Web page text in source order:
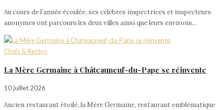
Au cours de l’année écoulée, ses célèbres inspectrices et inspecteurs
anonymes ont parcouru les deux villes ainsi que leurs environs...
Chefs & Restos
La Mère Germaine à Châteauneuf-du-Pape se réinvente
10 juillet 2026
Ancien restaurant étoilé, la Mère Germaine, restaurant emblématique